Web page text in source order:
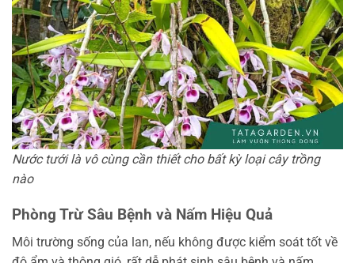
Nước tưới là vô cùng cần thiết cho bất kỳ loại cây trồng
nào
Phòng Trừ Sâu Bệnh và Nấm Hiệu Quả
Môi trường sống của lan, nếu không được kiểm soát tốt về